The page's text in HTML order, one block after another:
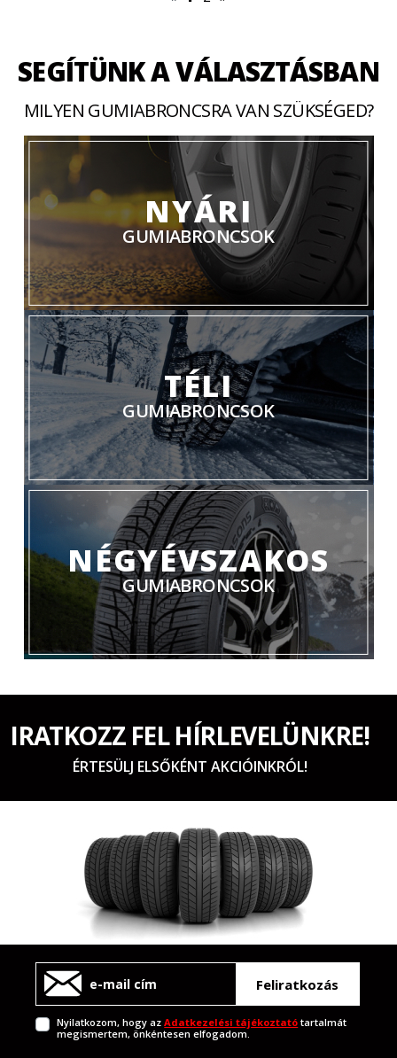
SEGÍTÜNK A VÁLASZTÁSBAN
MILYEN GUMIABRONCSRA VAN SZÜKSÉGED?
NYÁRI
GUMIABRONCSOK
TÉLI
GUMIABRONCSOK
NÉGYÉVSZAKOS
GUMIABRONCSOK
IRATKOZZ FEL HÍRLEVELÜNKRE!
ÉRTESÜLJ ELSŐKÉNT AKCIÓINKRÓL!
Feliratkozás
Nyilatkozom, hogy azAdatkezelési tájékoztató tartalmát
megismertem, önkéntesen elfogadom.